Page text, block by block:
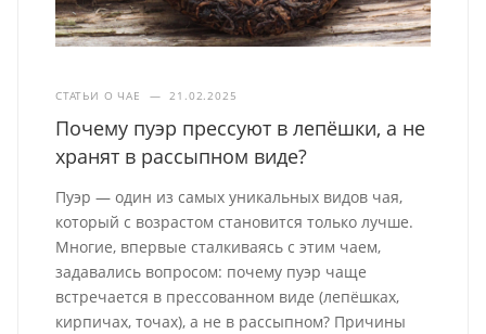
СТАТЬИ О ЧАЕ — 21.02.2025
Почему пуэр прессуют в лепёшки, а не
хранят в рассыпном виде?
Пуэр — один из самых уникальных видов чая,
который с возрастом становится только лучше.
Многие, впервые сталкиваясь с этим чаем,
задавались вопросом: почему пуэр чаще
встречается в прессованном виде (лепёшках,
кирпичах, точах), а не в рассыпном? Причины